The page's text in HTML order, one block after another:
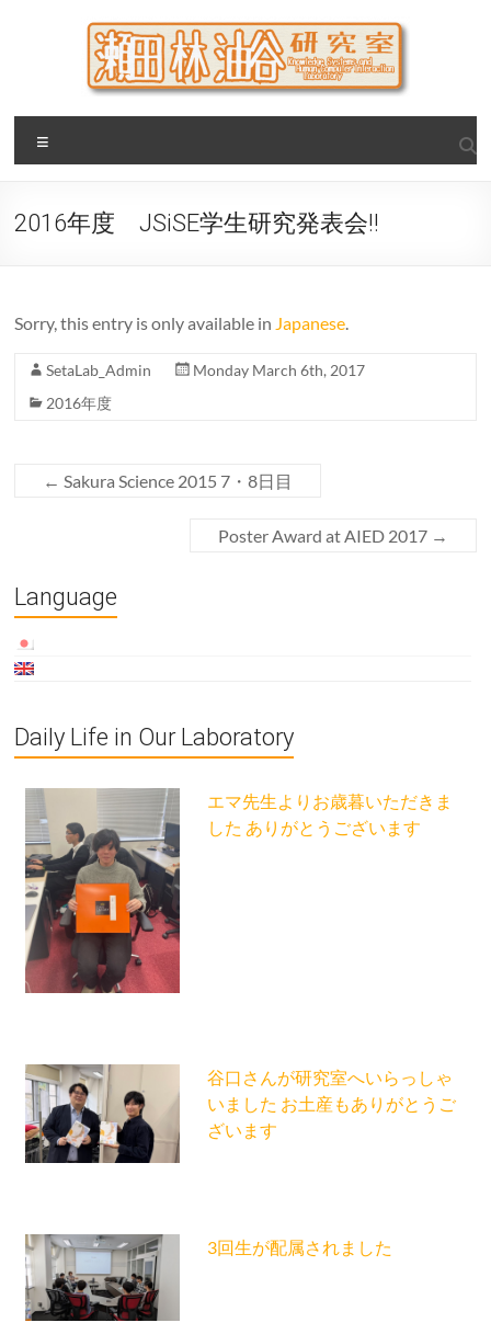
瀬田・林・油谷研究室
大阪公立大学 大学院 情報学研究科 学際情報学専攻 / 大阪府
立大学 理学部 情報数理科学科(大学院 理学系研究科 情報数理
2016年度 JSiSE学生研究発表会!!
Sorry, this entry is only available in Japanese.
SetaLab_Admin
Monday March 6th, 2017
2016年度
← Sakura Science 2015 7・8日目
Poster Award at AIED 2017 →
Language
Daily Life in Our Laboratory
エマ先生よりお歳暮いただきま
した ありがとうございます
谷口さんが研究室へいらっしゃ
いました お土産もありがとうご
ざいます
3回生が配属されました